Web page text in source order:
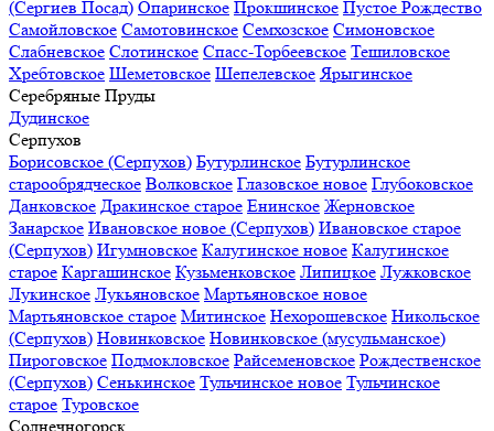
(Сергиев Посад) Опаринское Прокшинское Пустое Рождество
Самойловское Самотовинское Семхозское Симоновское
Слабневское Слотинское Спасс-Торбеевское Тешиловское
Хребтовское Шеметовское Шепелевское Ярыгинское
Серебряные Пруды
Дудинское
Серпухов
Борисовское (Серпухов) Бутурлинское Бутурлинское
старообрядческое Волковское Глазовское новое Глубоковское
Данковское Дракинское старое Енинское Жерновское
Занарское Ивановское новое (Серпухов) Ивановское старое
(Серпухов) Игумновское Калугинское новое Калугинское
старое Каргашинское Кузьменковское Липицкое Лужковское
Лукинское Лукьяновское Мартьяновское новое
Мартьяновское старое Митинское Нехорошевское Никольское
(Серпухов) Новинковское Новинковское (мусульманское)
Пироговское Подмокловское Райсеменовское Рождественское
(Серпухов) Сенькинское Тульчинское новое Тульчинское
старое Туровское
Солнечногорск